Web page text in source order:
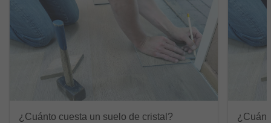
¿Cuánto cuesta un suelo de cristal?